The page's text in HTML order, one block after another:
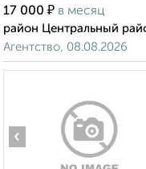
17 000 ₽ в месяц
район Центральный
Агентство, 08.08.2026
‹